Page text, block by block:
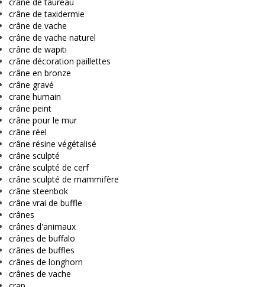
crâne de taxidermie
crâne de vache
crâne de vache naturel
crâne de wapiti
crâne décoration paillettes
crâne en bronze
crâne gravé
crane humain
crâne peint
crâne pour le mur
crâne réel
crâne résine végétalisé
crâne sculpté
crâne sculpté de cerf
crâne sculpté de mammifère
crâne steenbok
crâne vrai de buffle
crânes
crânes d'animaux
crânes de buffalo
crânes de buffles
crânes de longhorn
crânes de vache